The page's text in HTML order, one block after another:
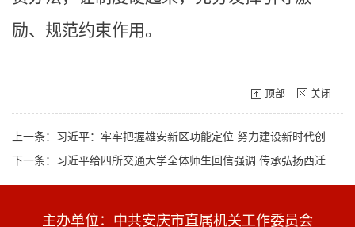
励、规范约束作用。
顶部 关闭
上一条：习近平：牢牢把握雄安新区功能定位 努力建设新时代创新高地和推动高质量发展样板
下一条：习近平给四所交通大学全体师生回信强调 传承弘扬西迁精神聚焦国家重大战略需求 为建设教育强国科技强国人才强国作出新贡献
主办单位：中共安庆市直属机关工作委员会